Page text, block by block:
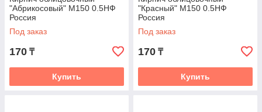
"Абрикосовый" М150 0.5НФ
Россия
Под заказ
170 ₸
Купить
"Красный" М150 0.5НФ
Россия
Под заказ
170 ₸
Купить